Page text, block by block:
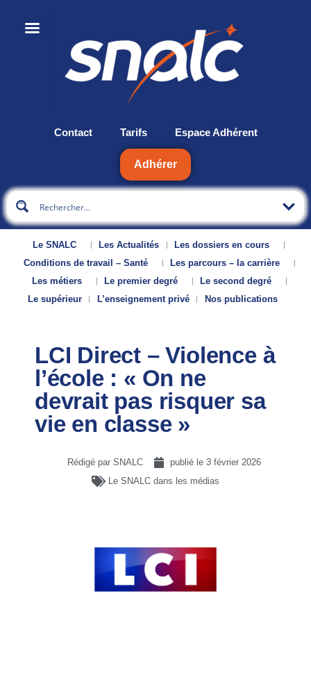
Contact Tarifs Espace Adhérent
Adhérer
Le SNALC Les Actualités
Les dossiers en cours
Conditions de travail – Santé
Les parcours – la carrière
Les métiers
Le premier degré
Le second degré
Le supérieur
L’enseignement privé Nos publications
LCI Direct – Violence à
l’école : « On ne
devrait pas risquer sa
vie en classe »
Rédigé par SNALC publié le 3 février 2026
Le SNALC dans les médias